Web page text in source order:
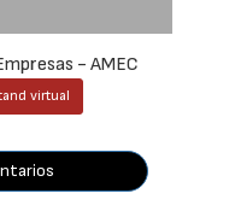
- AMEC
virtual